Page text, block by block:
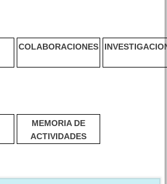
COLABORACIONES
MEMORIA DE
ACTIVIDADES